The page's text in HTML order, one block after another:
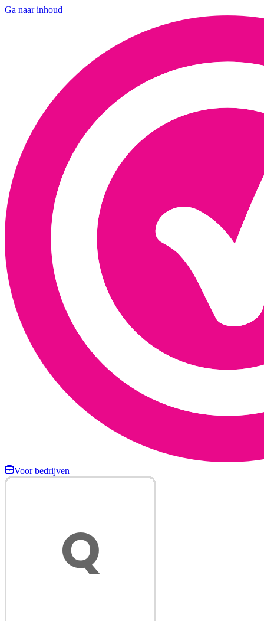
Ga naar inhoud
Voor bedrijven